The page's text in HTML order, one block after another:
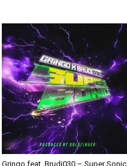
Gringo feat. Brudi030 – Super Sonic